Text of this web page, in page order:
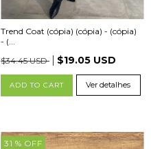
Trend Coat (cópia) (cópia) - (cópia)
- (...
$34.45 USD
$19.05 USD
ADD TO CART Ver detalhes
31 % OFF